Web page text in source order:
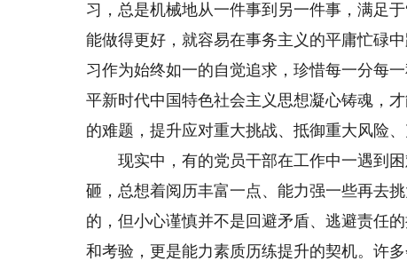
习，总是机械地从一件事到另一件事，满足
能做得更好，就容易在事务主义的平庸忙碌
习作为始终如一的自觉追求，珍惜每一分每
平新时代中国特色社会主义思想凝心铸魂，
的难题，提升应对重大挑战、抵御重大风险
现实中，有的党员干部在工作中一遇到困
砸，总想着阅历丰富一点、能力强一些再去
的，但小心谨慎并不是回避矛盾、逃避责任
和考验，更是能力素质历练提升的契机。许